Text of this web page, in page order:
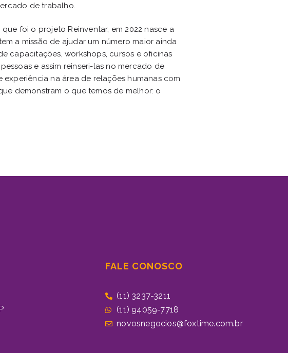
de trabalho.
foi o projeto Reinventar, em 2022 nasce a
a missão de ajudar um número maior ainda
capacitações, workshops, cursos e oficinas
e assim reinseri-las no mercado de
experiência na área de relações humanas com
demonstram o que temos de melhor: o
FALE CONOSCO
(11) 3237-3211
(11) 94059-7718
novosnegocios@foxtime.com.br